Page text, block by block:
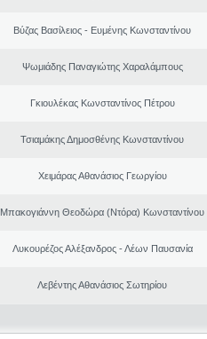
Βύζας Βασίλειος - Ευμένης Κωνσταντίνου
Ψωμιάδης Παναγιώτης Χαραλάμπους
Γκιουλέκας Κωνσταντίνος Πέτρου
Τσιαμάκης Δημοσθένης Κωνσταντίνου
Χειμάρας Αθανάσιος Γεωργίου
Μπακογιάννη Θεοδώρα (Ντόρα) Κωνσταντίνου
Λυκουρέζος Αλέξανδρος - Λέων Παυσανία
Λεβέντης Αθανάσιος Σωτηρίου